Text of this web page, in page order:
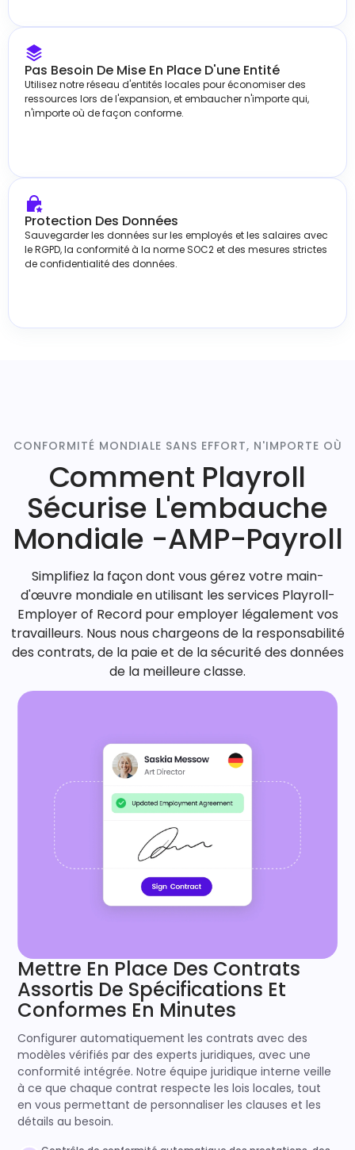
Pas Besoin De Mise En Place D'une Entité
Utilisez notre réseau d'entités locales pour économiser des
ressources lors de l'expansion, et embaucher n'importe qui,
n'importe où de façon conforme.
Protection Des Données
Sauvegarder les données sur les employés et les salaires avec
le RGPD, la conformité à la norme SOC2 et des mesures strictes
de confidentialité des données.
CONFORMITÉ MONDIALE SANS EFFORT, N'IMPORTE OÙ
Comment Playroll
Sécurise L'embauche
Mondiale -AMP-Payroll
Simplifiez la façon dont vous gérez votre main-
d'œuvre mondiale en utilisant les services Playroll-
Employer of Record pour employer légalement vos
travailleurs. Nous nous chargeons de la responsabilité
des contrats, de la paie et de la sécurité des données
de la meilleure classe.
Mettre En Place Des Contrats
Assortis De Spécifications Et
Conformes En Minutes
Configurer automatiquement les contrats avec des
modèles vérifiés par des experts juridiques, avec une
conformité intégrée. Notre équipe juridique interne veille
à ce que chaque contrat respecte les lois locales, tout
en vous permettant de personnaliser les clauses et les
détails au besoin.